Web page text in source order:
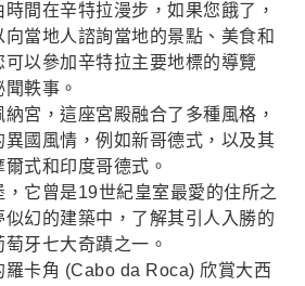
間在辛特拉漫步，如果您餓了，
當地人諮詢當地的景點、美食和
以參加辛特拉主要地標的導覽
軼事。
宮，這座宮殿融合了多種風格，
異國風情，例如新哥德式，以及其
式和印度哥德式。
它曾是19世紀皇室最愛的住所之
幻的建築中，了解其引人入勝的
牙七大奇蹟之一。
羅卡角 (Cabo da Roca) 欣賞大西